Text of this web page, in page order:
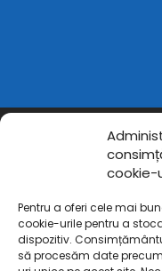
cookie-
Pentru a oferi cele mai
cookie-urile pentru a
dispozitiv.
să procesăm date